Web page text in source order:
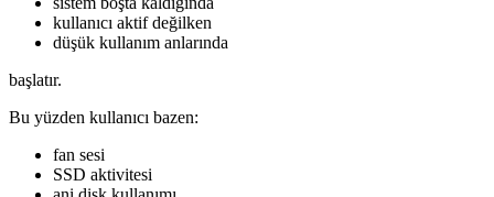
kullanıcı aktif değilken
düşük kullanım anlarında
başlatır.
Bu yüzden kullanıcı bazen:
fan sesi
SSD aktivitesi